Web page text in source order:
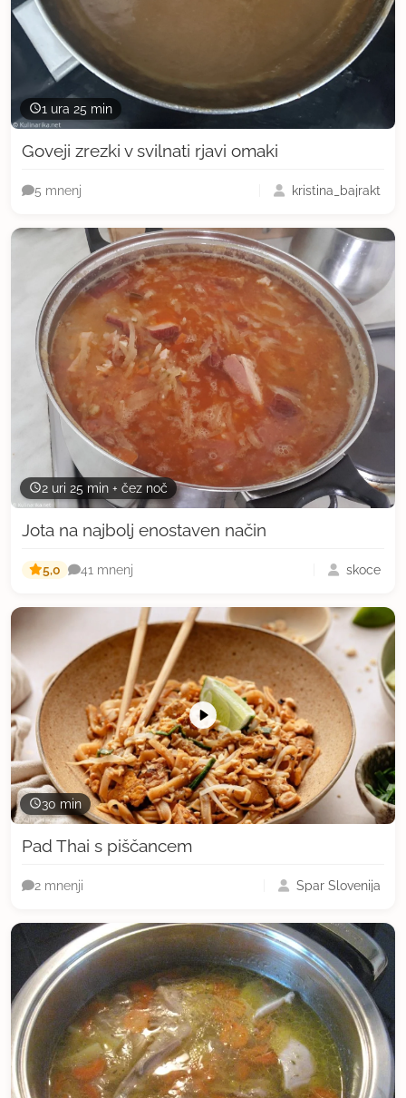
1 ura 25 min
Goveji zrezki v svilnati rjavi omaki
5 mnenj kristina_bajrakt
2 uri 25 min + čez noč
Jota na najbolj enostaven način
5,0 41 mnenj skoce
30 min
Pad Thai s piščancem
2 mnenji Spar Slovenija